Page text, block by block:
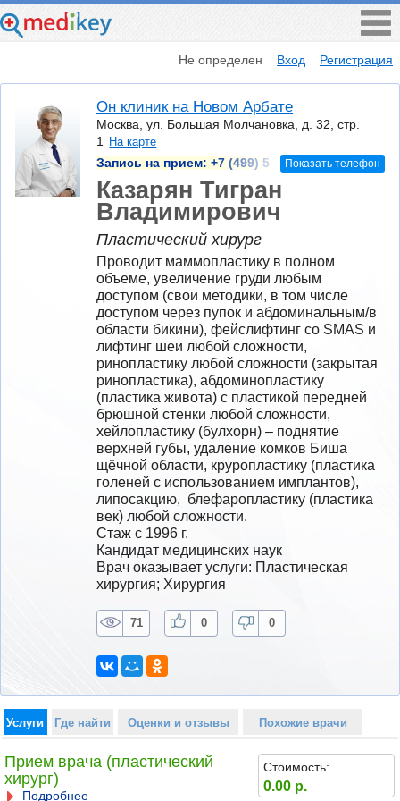
Не определен Вход Регистрация
Он клиник на Новом Арбате
Москва, ул. Большая Молчановка, д. 32, стр.
1
На карте
Запись на прием: +7 (499) 5 Показать телефон
Казарян Тигран
Владимирович
Пластический хирург
Проводит маммопластику в полном
объеме, увеличение груди любым
доступом (свои методики, в том числе
доступом через пупок и абдоминальным/в
области бикини), фейслифтинг со SMAS и
лифтинг шеи любой сложности,
ринопластику любой сложности (закрытая
ринопластика), абдоминопластику
(пластика живота) с пластикой передней
брюшной стенки любой сложности,
хейлопластику (булхорн) – поднятие
верхней губы, удаление комков Биша
щёчной области, круропластику (пластика
голеней с использованием имплантов),
липосакцию,  блефаропластику (пластика
век) любой сложности.
Стаж с 1996 г.
Кандидат медицинских наук
Врач оказывает услуги: Пластическая
хирургия; Хирургия
71 0 0
Услуги Где найти Оценки и отзывы Похожие врачи
Прием врача (пластический
хирург)
Подробнее
Стоимость:
0.00 р.